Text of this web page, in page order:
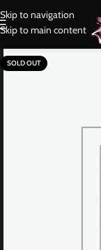
Skip to navigation
Skip to main content
SOLD OUT